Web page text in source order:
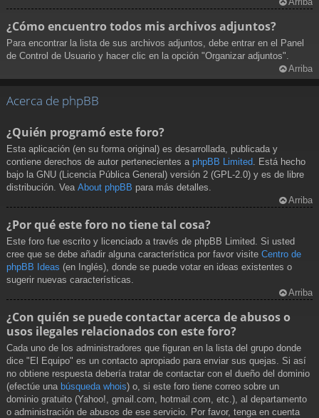
¿Cómo encuentro todos mis archivos adjuntos?
Para encontrar la lista de sus archivos adjuntos, debe entrar en el Panel
de Control de Usuario y hacer clic en la opción "Organizar adjuntos".
Arriba
Acerca de phpBB
¿Quién programó este foro?
Esta aplicación (en su forma original) es desarrollada, publicada y
contiene derechos de autor pertenecientes a phpBB Limited . Está hecho
bajo la GNU (Licencia Pública General) versión 2 (GPL-2.0) y es de libre
distribución. Vea About phpBB para más detalles.
Arriba
¿Por qué este foro no tiene tal cosa?
Este foro fue escrito y licenciado a través de phpBB Limited. Si usted
cree que se debe añadir alguna característica por favor visite Centro de
phpBB Ideas (en Inglés), donde se puede votar en ideas existentes o
sugerir nuevas características.
Arriba
¿Con quién se puede contactar acerca de abusos o
usos ilegales relacionados con este foro?
Cada uno de los administradores que figuran en la lista del grupo donde
dice "El Equipo" es un contacto apropiado para enviar sus quejas. Si así
no obtiene respuesta debería tratar de contactar con el dueño del dominio
(efectúe una búsqueda whois) o, si este foro tiene correo sobre un
dominio gratuito (Yahoo!, gmail.com, hotmail.com, etc.), al departamento
o administración de abusos de ese servicio. Por favor, tenga en cuenta